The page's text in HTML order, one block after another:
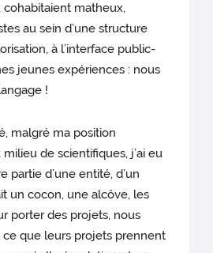
matheux,
au sein d’une structure
à l’interface public-
jeunes expériences : nous
!
malgré ma position
milieu de scientifiques, j’ai eu
partie d’une entité, d’un
un cocon, une alcôve, les
porter des projets, nous
ce que leurs projets prennent